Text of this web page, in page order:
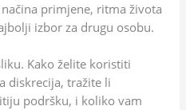
primjene, ritma života
izbor za drugu osobu.
Kako želite koristiti
diskrecija, tražite li
podršku, i koliko vam